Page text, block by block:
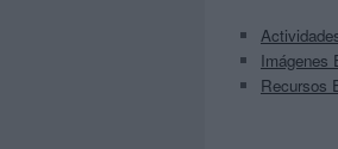
Imágenes
Recursos